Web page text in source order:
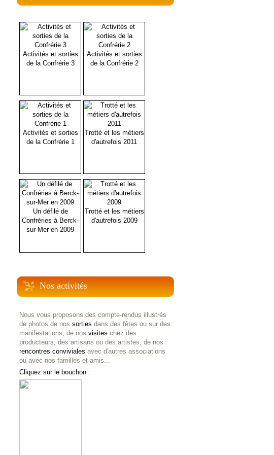
Activités et sorties
de la Confrérie 3
Activités et sorties
de la Confrérie 2
Activités et sorties
de la Confrérie 1
Trotté et les métiers
d'autrefois 2011
Un défilé de
Confréries à Berck-
sur-Mer en 2009
Trotté et les métiers
d'autrefois 2009
Nos activités
Nous vous proposons des compte-rendus illustrés
de photos de nos sorties dans des fêtes ou sur des
manifestations, de nos visites chez des
producteurs, des artisans ou des artistes, de nos
rencontres conviviales avec d'autres associations
ou avec nos familles et amis...
Cliquez sur le bouchon :